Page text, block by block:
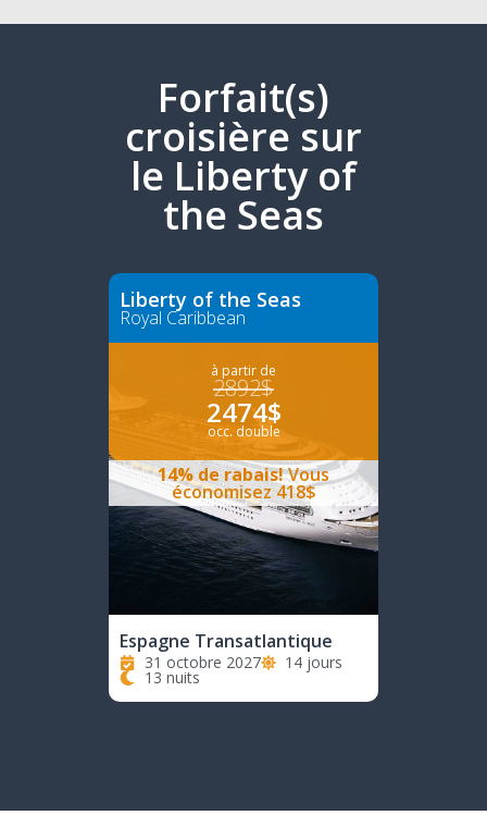
Forfait(s)
croisière sur
le Liberty of
the Seas
Liberty of the Seas
Royal Caribbean
à partir de
2892$
2474$
occ. double
14% de rabais!Vous
économisez 418$
Espagne Transatlantique
31 octobre 2027 14 jours
13 nuits